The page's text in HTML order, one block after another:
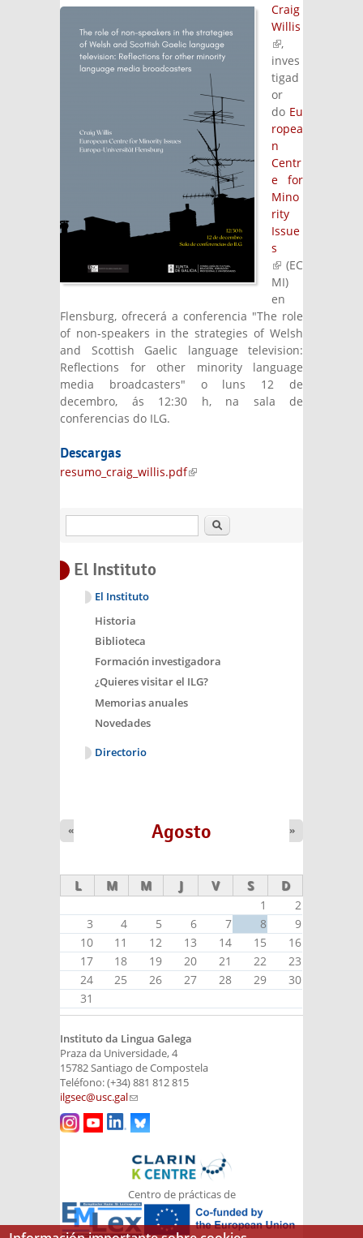
Craig
Willis
(link is
external)
,
inves
tigad
or
do Eu
ropea
n
Centr
e for
Mino
rity
Issue
s
(link is
external)
(EC
MI)
en
Flensburg, ofrecerá a conferencia "The role
of non-speakers in the strategies of Welsh
and Scottish Gaelic language television:
Reflections for other minority language
media broadcasters" o luns 12 de
decembro, ás 12:30 h, na sala de
conferencias do ILG.
Descargas
resumo_craig_willis.pdf(link is external)
Buscar
El Instituto
El Instituto
Historia
Biblioteca
Formación investigadora
¿Quieres visitar el ILG?
Memorias anuales
Novedades
Directorio
Agosto
« »
L M M J V S D
1
2
3
4 5 6 7 8
9
10
11 12 13 14 15
16
17
18 19 20 21 22
23
24
25 26 27 28 29
30
31
Instituto da Lingua Galega
Praza da Universidade, 4
15782 Santiago de Compostela
Teléfono: (+34) 881 812 815
ilgsec@usc.gal(link sends e-mail)
Centro de prácticas de